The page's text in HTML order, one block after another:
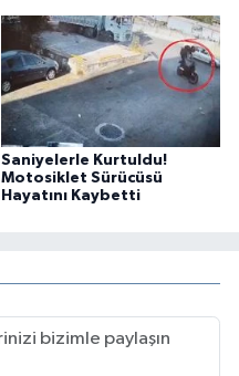
Saniyelerle Kurtuldu!
Motosiklet Sürücüsü
Hayatını Kaybetti